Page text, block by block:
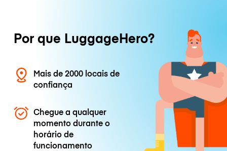
Por que LuggageHero?
Mais de 2000 locais de
confiança
Chegue a qualquer
momento durante o
horário de
funcionamento